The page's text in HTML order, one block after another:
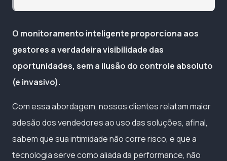
O monitoramento inteligente proporciona aos
gestores a verdadeira visibilidade das
oportunidades, sem a ilusão do controle absoluto
(e invasivo).
Com essa abordagem, nossos clientes relatam maior
adesão dos vendedores ao uso das soluções, afinal,
sabem que sua intimidade não corre risco, e que a
tecnologia serve como aliada da performance, não